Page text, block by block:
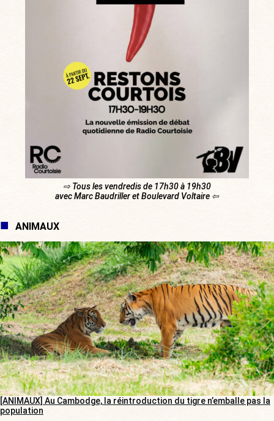
⇨ Tous les vendredis de 17h30 à 19h30
avec Marc Baudriller et Boulevard Voltaire ⇦
ANIMAUX
[ANIMAUX] Au Cambodge, la réintroduction du tigre n’emballe pas la
population